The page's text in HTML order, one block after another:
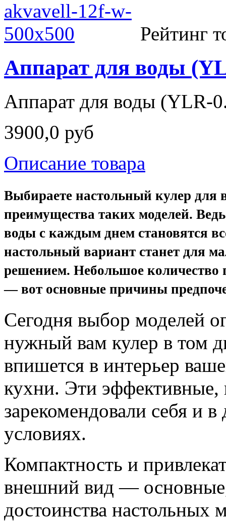
Рейтинг
Аппарат для воды
Аппарат для воды (YLR-
3900,0 руб
Описание товара
Выбираете настольный кулер для
преимущества таких моделей.
воды с каждым днем становятся
настольный вариант станет для
решением. Небольшое количество
— вот основные причины
Сегодня выбор моделей
нужный вам кулер в том
впишется в интерьер
кухни. Эти
зарекомендовали себя и
условиях.
Компактность и
внешний вид —
достоинства